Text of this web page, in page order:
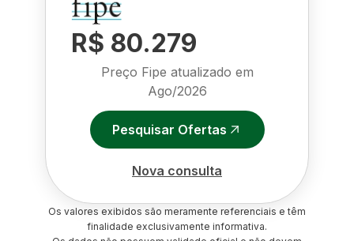
R$ 80.279
Preço Fipe atualizado em
Ago/2026
Pesquisar Ofertas
Nova consulta
Os valores exibidos são meramente referenciais e têm
finalidade exclusivamente informativa.